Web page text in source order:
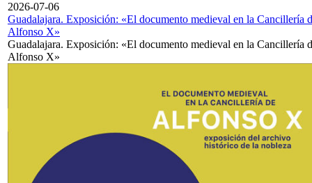
2026-07-06
Guadalajara. Exposición: «El documento medieval en la Cancillería
Alfonso X»
Guadalajara. Exposición: «El documento medieval en la Cancillería
Alfonso X»